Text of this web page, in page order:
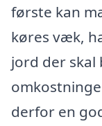
første kan
køres væk,
jord der skal
derfor en